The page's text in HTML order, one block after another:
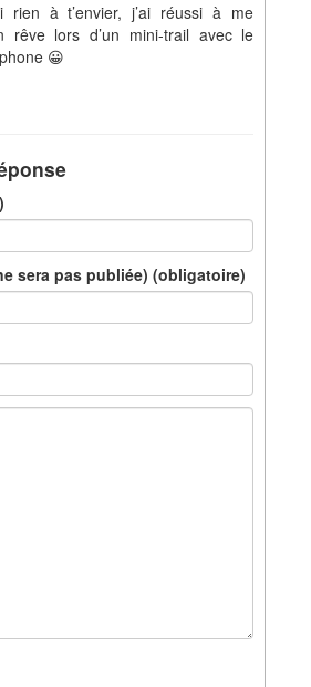
rien à t’envier, j’ai réussi à me
rêve lors d’un mini-trail avec le
😀
sera pas publiée) (obligatoire)